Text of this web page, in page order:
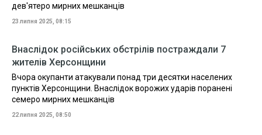
дев'ятеро мирних мешканців
23 липня 2025, 08:15
Внаслідок російських обстрілів постраждали 7
жителів Херсонщини
Вчора окупанти атакували понад три десятки населених
пунктів Херсонщини. Внаслідок ворожих ударів поранені
семеро мирних мешканців
22 липня 2025, 08:50